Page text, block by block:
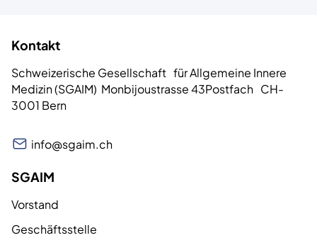
Kontakt
Schweizerische Gesellschaft für Allgemeine Innere
Medizin(SGAIM) Monbijoustrasse 43Postfach CH-
3001 Bern
info@sgaim.ch
SGAIM
Vorstand
Geschäftsstelle